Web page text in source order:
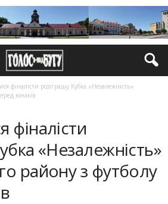
фіналісти розіграшу Кубка «Незалежність»
юнаків
фіналісти
«Незалежність»
району з футболу